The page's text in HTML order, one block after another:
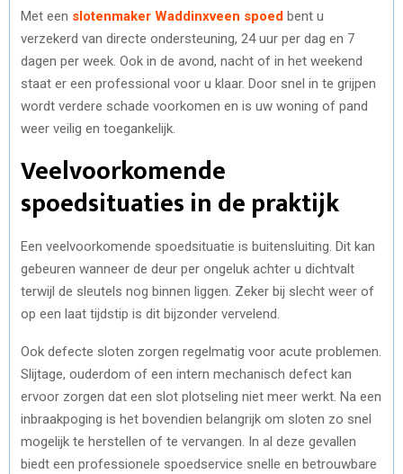
Met een slotenmaker Waddinxveen spoed bent u
verzekerd van directe ondersteuning, 24 uur per dag en 7
dagen per week. Ook in de avond, nacht of in het weekend
staat er een professional voor u klaar. Door snel in te grijpen
wordt verdere schade voorkomen en is uw woning of pand
weer veilig en toegankelijk.
Veelvoorkomende
spoedsituaties in de praktijk
Een veelvoorkomende spoedsituatie is buitensluiting. Dit kan
gebeuren wanneer de deur per ongeluk achter u dichtvalt
terwijl de sleutels nog binnen liggen. Zeker bij slecht weer of
op een laat tijdstip is dit bijzonder vervelend.
Ook defecte sloten zorgen regelmatig voor acute problemen.
Slijtage, ouderdom of een intern mechanisch defect kan
ervoor zorgen dat een slot plotseling niet meer werkt. Na een
inbraakpoging is het bovendien belangrijk om sloten zo snel
mogelijk te herstellen of te vervangen. In al deze gevallen
biedt een professionele spoedservice snelle en betrouwbare